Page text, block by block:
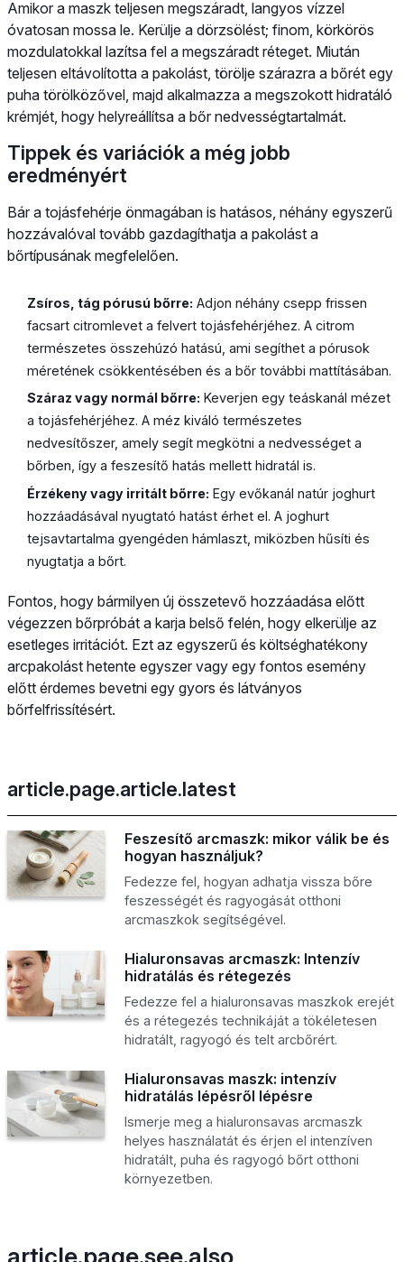
Amikor a maszk teljesen megszáradt, langyos vízzel
óvatosan mossa le. Kerülje a dörzsölést; finom, körkörös
mozdulatokkal lazítsa fel a megszáradt réteget. Miután
teljesen eltávolította a pakolást, törölje szárazra a bőrét egy
puha törölközővel, majd alkalmazza a megszokott hidratáló
krémjét, hogy helyreállítsa a bőr nedvességtartalmát.
Tippek és variációk a még jobb
eredményért
Bár a tojásfehérje önmagában is hatásos, néhány egyszerű
hozzávalóval tovább gazdagíthatja a pakolást a
bőrtípusának megfelelően.
Zsíros, tág pórusú bőrre: Adjon néhány csepp frissen
facsart citromlevet a felvert tojásfehérjéhez. A citrom
természetes összehúzó hatású, ami segíthet a pórusok
méretének csökkentésében és a bőr további mattításában.
Száraz vagy normál bőrre: Keverjen egy teáskanál mézet
a tojásfehérjéhez. A méz kiváló természetes
nedvesítőszer, amely segít megkötni a nedvességet a
bőrben, így a feszesítő hatás mellett hidratál is.
Érzékeny vagy irritált bőrre: Egy evőkanál natúr joghurt
hozzáadásával nyugtató hatást érhet el. A joghurt
tejsavtartalma gyengéden hámlaszt, miközben hűsíti és
nyugtatja a bőrt.
Fontos, hogy bármilyen új összetevő hozzáadása előtt
végezzen bőrpróbát a karja belső felén, hogy elkerülje az
esetleges irritációt. Ezt az egyszerű és költséghatékony
arcpakolást hetente egyszer vagy egy fontos esemény
előtt érdemes bevetni egy gyors és látványos
bőrfelfrissítésért.
article.page.article.latest
Feszesítő arcmaszk: mikor válik be és
hogyan használjuk?
Fedezze fel, hogyan adhatja vissza bőre
feszességét és ragyogását otthoni
arcmaszkok segítségével.
Hialuronsavas arcmaszk: Intenzív
hidratálás és rétegezés
Fedezze fel a hialuronsavas maszkok erejét
és a rétegezés technikáját a tökéletesen
hidratált, ragyogó és telt arcbőrért.
Hialuronsavas maszk: intenzív
hidratálás lépésről lépésre
Ismerje meg a hialuronsavas arcmaszk
helyes használatát és érjen el intenzíven
hidratált, puha és ragyogó bőrt otthoni
környezetben.
article.page.see.also